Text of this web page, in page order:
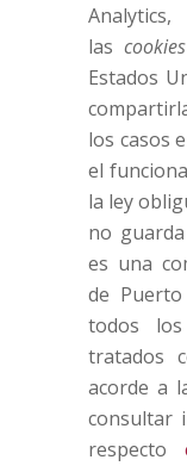
las cookies
Estados
los casos
el
la ley
no
es una
de
todos
tratados
acorde a
consultar
respecto